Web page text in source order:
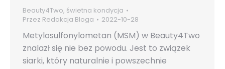
Beauty4Two, świetna kondycja
Przez Redakcja Bloga 2022-10-28
Metylosulfonylometan (MSM) w Beauty4Two
znalazł się nie bez powodu. Jest to związek
siarki, który naturalnie i powszechnie